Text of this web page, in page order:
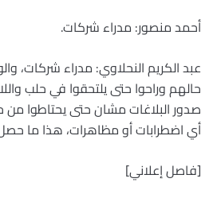
أحمد منصور: مدراء شركات.
عبد الكريم النحلاوي: مدراء شركات،
حالهم وراحوا حتى يلتحقوا في حلب
صدور البلاغات مشان حتى يحتاطوا
أي اضطرابات أو مظاهرات، هذا ما
[فاصل إعلاني]